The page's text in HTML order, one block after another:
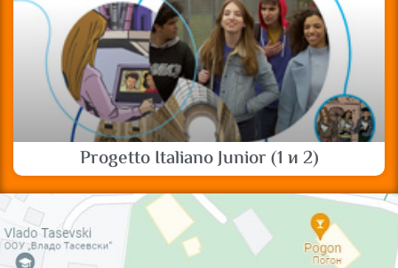
Progetto Italiano Junior (1 и 2)